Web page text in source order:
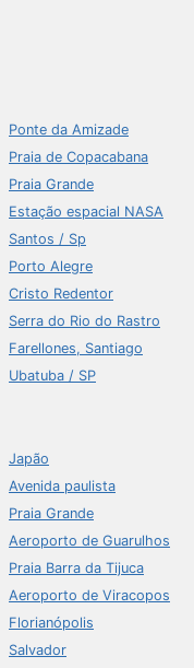
Ponte da Amizade
Praia de Copacabana
Praia Grande
Estação espacial NASA
Santos / Sp
Porto Alegre
Cristo Redentor
Serra do Rio do Rastro
Farellones, Santiago
Ubatuba / SP
Japão
Avenida paulista
Praia Grande
Aeroporto de Guarulhos
Praia Barra da Tijuca
Aeroporto de Viracopos
Florianópolis
Salvador